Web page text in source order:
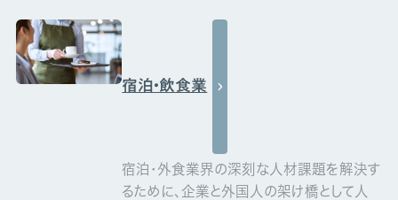
宿泊・飲食業
宿泊・外食業界の深刻な人材課題を解決す
るために、企業と外国人の架け橋として人